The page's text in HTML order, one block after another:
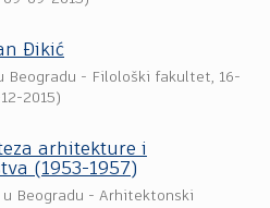
Đikić
Beogradu - Filološki fakultet, 16-
2015)
arhitekture i
(1953-1957)
Beogradu - Arhitektonski